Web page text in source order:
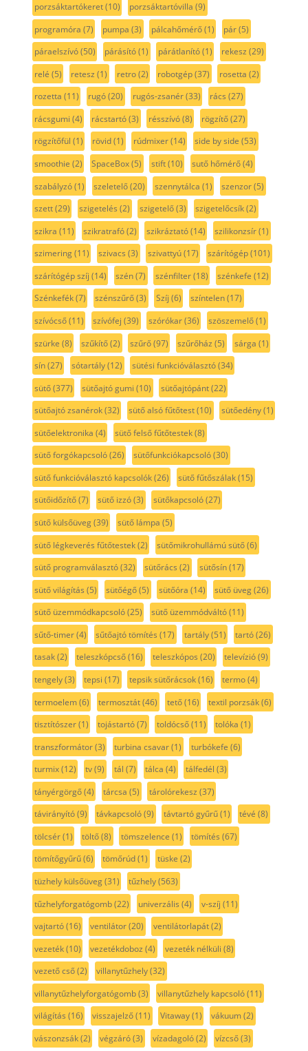
porzsáktartókeret(10) porzsáktartóvilla (9)
programóra (7) pumpa (3) pálcahőmérő(1) pár(5)
páraelszívó(50) párásító(1) párátlanító(1) rekesz (29)
relé (5) retesz (1) retro(2) robotgép(37) rosetta (2)
rozetta (11) rugó(20) rugós-zsanér(33) rács (27)
rácsgumi (4) rácstartó(3) résszívó(8) rögzítő(27)
rögzítőfül (1) rövid(1) rúdmixer(14) side by side (53)
smoothie (2) SpaceBox(5) stift(10) sutő hőmérő(4)
szabályzó(1) szeletelő(20) szennytálca (1) szenzor(5)
szett(29) szigetelés (2) szigetelő(3) szigetelőcsík(2)
szikra (11) szikratrafó(2) szikráztató(14) szilikonzsír(1)
szimering(11) szivacs (3) szivattyú(17) szárítógép(101)
szárítógép szíj (14) szén(7) szénfilter(18) szénkefe (12)
Szénkefék(7) szénszűrő(3) Szíj (6) színtelen(17)
szívócső(11) szívófej (39) szórókar(36) szöszemelő(1)
szürke (8) szűkítő(2) szűrő(97) szűrőház (5) sárga (1)
sín(27) sótartály(12) sütési funkcióválasztó(34)
sütő(377) sütőajtó gumi (10) sütőajtópánt(22)
sütőajtó zsanérok(32) sütő alsó fűtőtest(10) sütőedény(1)
sütőelektronika (4) sütő felső fűtőtestek(8)
sütő forgókapcsoló(26) sütőfunkciókapcsoló(30)
sütő funkcióválasztó kapcsolók(26) sütő fűtőszálak(15)
sütőidőzítő(7) sütő izzó(3) sütőkapcsoló(27)
sütő külsőüveg(39) sütő lámpa (5)
sütő légkeverés fűtőtestek(2) sütőmikrohullámú sütő(6)
sütő programválasztó(32) sütőrács (2) sütősín(17)
sütő világítás (5) sütőégő(5) sütőóra (14) sütő üveg(26)
sütő üzemmódkapcsoló(25) sütő üzemmódváltó(11)
sűtő-timer(4) sűtőajtó tömítés (17) tartály(51) tartó(26)
tasak(2) teleszkópcső(16) teleszkópos (20) televízió(9)
tengely(3) tepsi (17) tepsik sütőrácsok(16) termo(4)
termoelem(6) termosztát(46) tető(16) textil porzsák(6)
tisztítószer(1) tojástartó(7) toldócső(11) tolóka (1)
transzformátor(3) turbina csavar(1) turbókefe (6)
turmix(12) tv(9) tál (7) tálca (4) tálfedél (3)
tányérgörgő(4) tárcsa (5) tárolórekesz (37)
távirányító(9) távkapcsoló(9) távtartó gyűrű(1) tévé (8)
tölcsér(1) töltő(8) tömszelence (1) tömítés (67)
tömítőgyűrű(6) tömőrúd(1) tüske (2)
tüzhely külsőüveg(31) tűzhely(563)
tűzhelyforgatógomb(22) univerzális (4) v-szíj (11)
vajtartó(16) ventilátor(20) ventilátorlapát(2)
vezeték(10) vezetékdoboz (4) vezeték nélküli (8)
vezető cső(2) villanytűzhely(32)
villanytűzhelyforgatógomb(3) villanytűzhely kapcsoló(11)
világítás (16) visszajelző(11) Vitaway(1) vákuum(2)
vászonzsák(2) végzáró(3) vízadagoló(2) vízcső(3)